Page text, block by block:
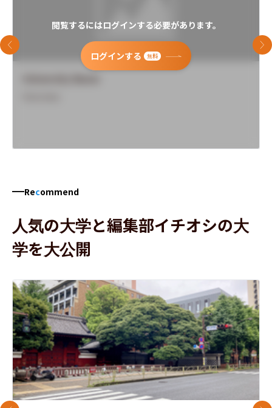
閲覧するにはログインする必要があります。
ログインする 無料
前のスライド 次
Recommend
人気の大学と編集部イチオシの大
学を大公開